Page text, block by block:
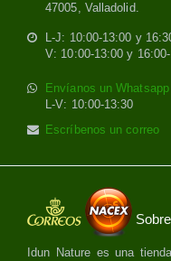
47005, Valladolid.
L-J: 10:00-13:00 y
V: 10:00-13:00 y
Envíanos un Whatsapp
L-V: 10:00-13:30
Escríbenos un correo
Idun Nature es una